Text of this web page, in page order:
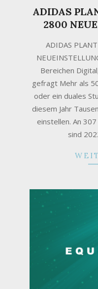
ADIDAS
2800
09
ADIDAS
Bereichen
gefragt Mehr als
oder ein duales
diesem Jahr
einstellen. An
sind